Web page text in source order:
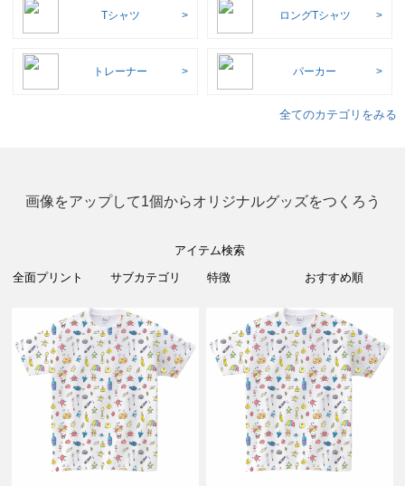
Tシャツ ロングTシャツ
トレーナー パーカー
全てのカテゴリをみる
画像をアップして1個からオリジナルグッズをつくろう
アイテム検索